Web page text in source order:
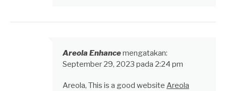
Areola Enhancemengatakan:
September 29, 2023 pada 2:24 pm
Areola, This is a good website Areola